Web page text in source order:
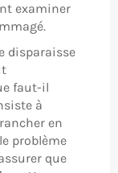
examiner
disparaisse
faut-il
à
en
problème
que